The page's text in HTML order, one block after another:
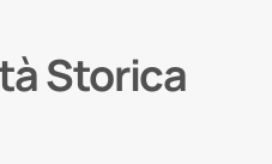
Storica